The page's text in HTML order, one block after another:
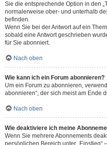
Sie die entsprechende Option in den
normalerweise ober- und unterhalb
befinden.
Wenn Sie bei der Antwort auf ein
sobald eine Antwort geschrieben
für Sie abonniert.
Nach oben
Wie kann ich ein Forum abonnieren?
Um ein Forum zu abonnieren,
abonnieren“, der sich meist am Ende
Nach oben
Wie deaktiviere ich meine
Wenn Sie mehrere Abonnements
persönlichen Bereich unter „Einstieg“